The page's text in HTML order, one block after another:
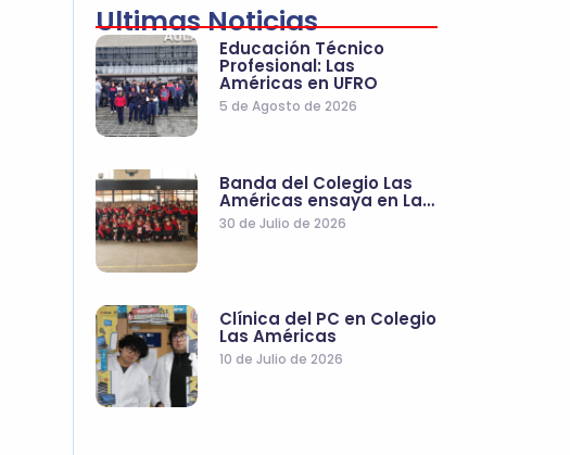
Ultimas Noticias
Educación Técnico
Profesional: Las
Américas en UFRO
5 de Agosto de 2026
Banda del Colegio Las
Américas ensaya en La…
30 de Julio de 2026
Clínica del PC en Colegio
Las Américas
10 de Julio de 2026